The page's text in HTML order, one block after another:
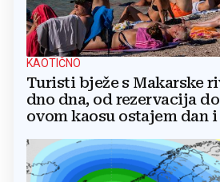
KAOTIČNO
Turisti bježe s Makarske
dno dna, od rezervacija
ovom kaosu ostajem dan